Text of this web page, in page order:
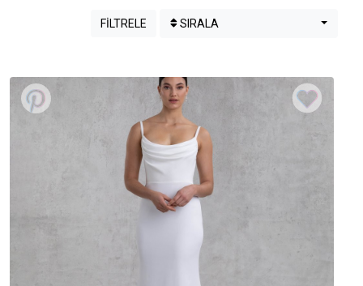
FİLTRELE SIRALA